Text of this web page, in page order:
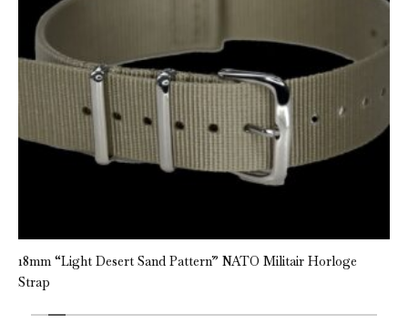
18mm “Light Desert Sand Pattern” NATO Militair Horloge
Strap